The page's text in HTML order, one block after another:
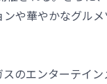
や華やかなグル
のエンターテイ